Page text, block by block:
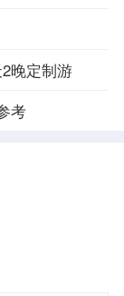
晚定制游
考